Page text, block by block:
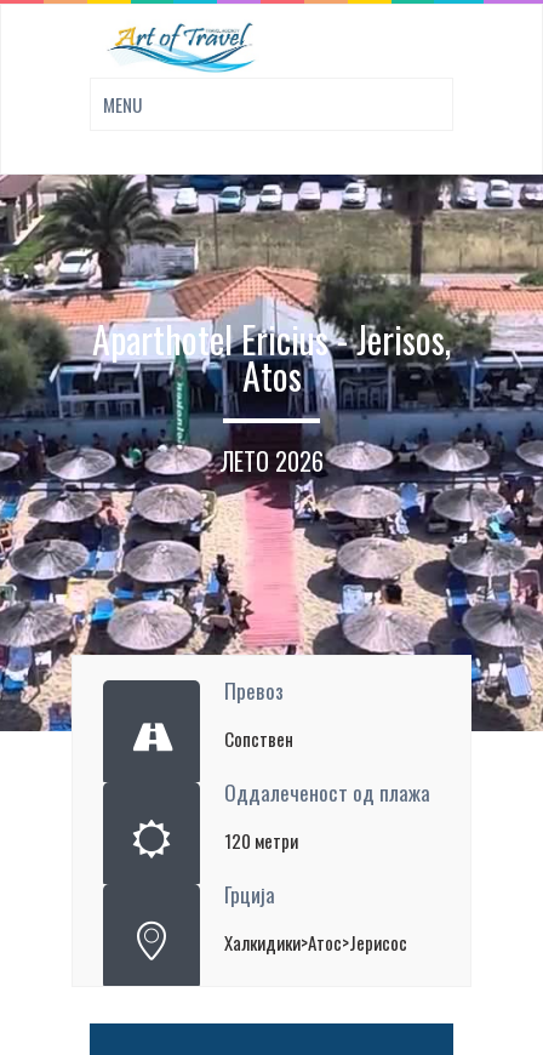
Aparthotel Ericius - Jerisos,
Atos
ЛЕТО 2026
Превоз
Сопствен
Оддалеченост од плажа
120 метри
Грција
Халкидики>Атос>Јерисос